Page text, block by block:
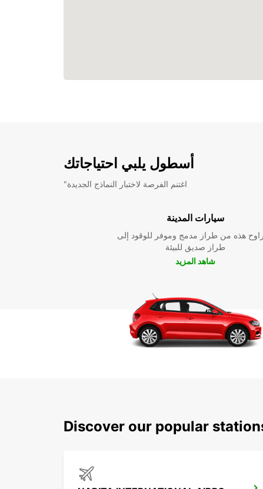
أسطول يلبي احتياجاتك
"اغتنم الفرصة لاختبار النماذج الجديدة
سيارات المدينة
هذه من طراز مدمج وموفر للوقود إلى
طراز صديق للبيئة
شاهد المزيد
Discover our popular